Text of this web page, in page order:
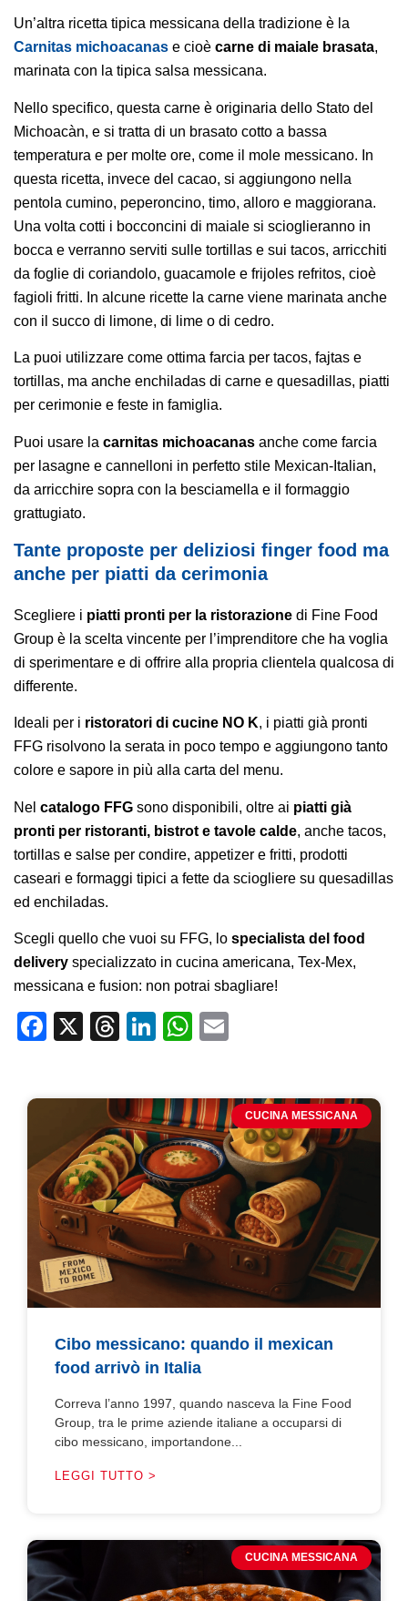
Un’altra ricetta tipica messicana della tradizione è la
Carnitas michoacanas e cioè carne di maiale brasata,
marinata con la tipica salsa messicana.
Nello specifico, questa carne è originaria dello Stato del
Michoacàn, e si tratta di un brasato cotto a bassa
temperatura e per molte ore, come il mole messicano. In
questa ricetta, invece del cacao, si aggiungono nella
pentola cumino, peperoncino, timo, alloro e maggiorana.
Una volta cotti i bocconcini di maiale si scioglieranno in
bocca e verranno serviti sulle tortillas e sui tacos, arricchiti
da foglie di coriandolo, guacamole e frijoles refritos, cioè
fagioli fritti. In alcune ricette la carne viene marinata anche
con il succo di limone, di lime o di cedro.
La puoi utilizzare come ottima farcia per tacos, fajtas e
tortillas, ma anche enchiladas di carne e quesadillas, piatti
per cerimonie e feste in famiglia.
Puoi usare la carnitas michoacanas anche come farcia
per lasagne e cannelloni in perfetto stile Mexican-Italian,
da arricchire sopra con la besciamella e il formaggio
grattugiato.
Tante proposte per deliziosi finger food ma
anche per piatti da cerimonia
Scegliere i piatti pronti per la ristorazione di Fine Food
Group è la scelta vincente per l’imprenditore che ha voglia
di sperimentare e di offrire alla propria clientela qualcosa di
differente.
Ideali per i ristoratori di cucine NO K, i piatti già pronti
FFG risolvono la serata in poco tempo e aggiungono tanto
colore e sapore in più alla carta del menu.
Nel catalogo FFG sono disponibili, oltre ai piatti già
pronti per ristoranti, bistrot e tavole calde, anche tacos,
tortillas e salse per condire, appetizer e fritti, prodotti
caseari e formaggi tipici a fette da sciogliere su quesadillas
ed enchiladas.
Scegli quello che vuoi su FFG, lo specialista del food
delivery specializzato in cucina americana, Tex-Mex,
messicana e fusion: non potrai sbagliare!
Facebook
X Threads
LinkedIn
WhatsApp
CUCINA MESSICANA
Cibo messicano: quando il mexican
food arrivò in Italia
Correva l’anno 1997, quando nasceva la Fine Food
Group, tra le prime aziende italiane a occuparsi di
cibo messicano, importandone...
LEGGI TUTTO >
CUCINA MESSICANA